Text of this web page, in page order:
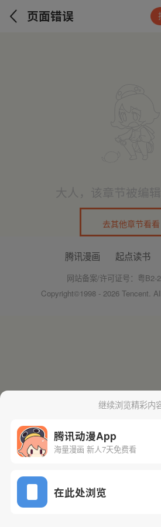
页面错误
大人，该章节被编
去其他章节看看
继续浏览精彩内
腾讯动漫App
海量漫画 新人7天免费看
在此处浏览
腾讯漫画 起点读书
网站备案/许可证号：粤B2-
Copyright©1998 - 2026 Tencent.